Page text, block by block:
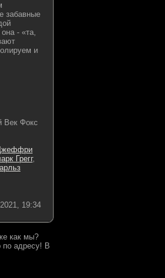
забавные
- «та,
и
Век Фокс
Грегг,
19:34
как мы?
по адресу! В